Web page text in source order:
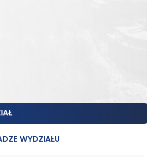
WYDZIAŁU